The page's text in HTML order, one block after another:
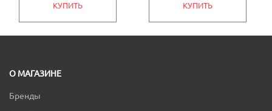
КУПИТЬ КУПИТЬ
О МАГАЗИНЕ
Бренды